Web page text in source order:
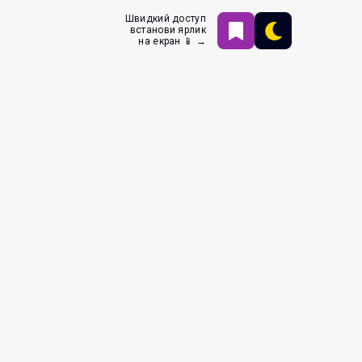
Швидкий доступ
встанови ярлик
на екран 📱 →